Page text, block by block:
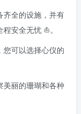
齐全的设施，并有
安全无忧 ⛵。
您可以选择心仪的
美丽的珊瑚和各种